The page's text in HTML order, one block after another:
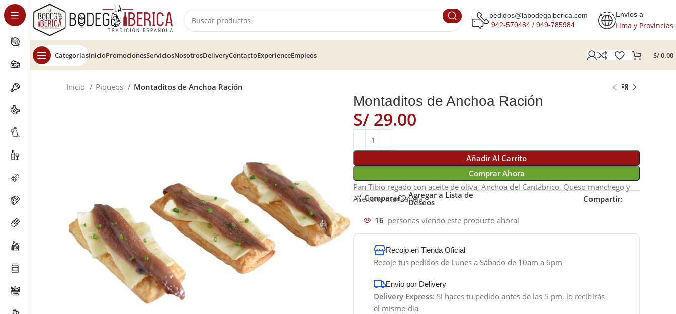
pedidos@labodegaiberica.com
942-570484 / 949-785984
Envíos a
Lima y Provincias
CategoríasInicioPromocionesServiciosNosotrosDeliveryContactoExperienceEmpleos S/0.00
Inicio Piqueos Montaditos de Anchoa Ración
Montaditos de Anchoa Ración
S/
Añadir Al Carrito
Comprar Ahora
Pan Tibio regado con aceite de oliva, Anchoa del Cantábrico, Queso manchego y
Aceituna manzanilla
Comparar Agregar a Lista de
Deseos Compartir:
16 personas viendo este producto ahora!
Recojo en Tienda Oficial
Recoje tus pedidos de Lunes a Sábado de 10am a 6pm
Envio por Delivery
Delivery Express: Si haces tu pedido antes de las 5 pm, lo recibirás
el mismo día